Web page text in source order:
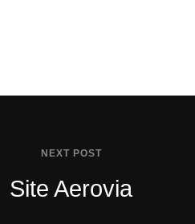
NEXT POST
Site Aerovia